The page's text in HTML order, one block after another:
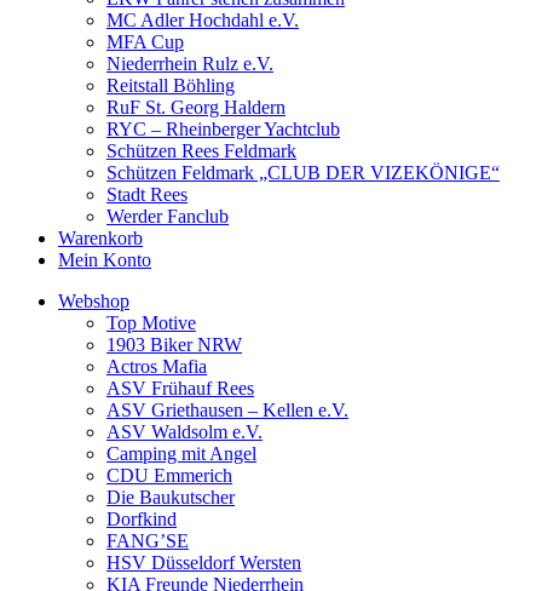
MC Adler Hochdahl e.V.
MFA Cup
Niederrhein Rulz e.V.
Reitstall Böhling
RuF St. Georg Haldern
RYC – Rheinberger Yachtclub
Schützen Rees Feldmark
Schützen Feldmark „CLUB DER VIZEKÖNIGE“
Stadt Rees
Werder Fanclub
Warenkorb
Mein Konto
Webshop
Top Motive
1903 Biker NRW
Actros Mafia
ASV Frühauf Rees
ASV Griethausen – Kellen e.V.
ASV Waldsolm e.V.
Camping mit Angel
CDU Emmerich
Die Baukutscher
Dorfkind
FANG’SE
HSV Düsseldorf Wersten
KIA Freunde Niederrhein